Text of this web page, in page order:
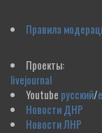
Правила
Проекты:
livejournal
Youtube русский/
Новости ДНР
Новости ЛНР